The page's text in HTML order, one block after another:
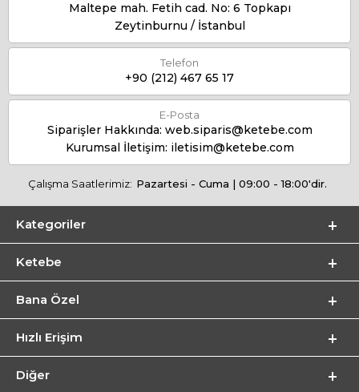
Maltepe mah. Fetih cad. No: 6 Topkapı
Zeytinburnu / İstanbul
Telefon
+90 (212) 467 65 17
E-Posta
Siparişler Hakkında: web.siparis@ketebe.com
Kurumsal İletişim: iletisim@ketebe.com
Çalışma Saatlerimiz: Pazartesi - Cuma | 09:00 - 18:00'dir.
Kategoriler
Ketebe
Bana Özel
Hızlı Erişim
Diğer